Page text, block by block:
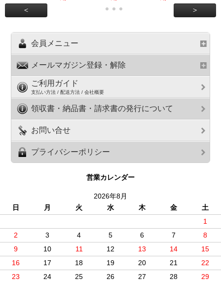
< >
会員メニュー
メールマガジン登録・解除
ご利用ガイド
支払い方法 / 配送方法 / 会社概要
領収書・納品書・請求書の発行について
お問い合せ
プライバシーポリシー
営業カレンダー
2026年8月
日
月 火 水 木 金
土
1
2
3 4 5 6 7
8
9
10 11 12 13 14
15
16
17 18 19 20 21
22
23
24 25 26 27 28 29